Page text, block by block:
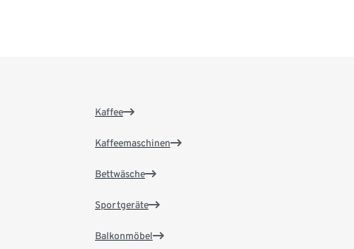
Kaffee
Kaffeemaschinen
Bettwäsche
Sportgeräte
Balkonmöbel